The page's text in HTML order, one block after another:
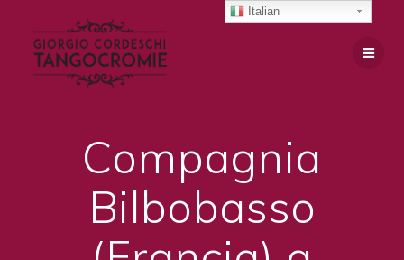
Compagnia
Bilbobasso
Italian